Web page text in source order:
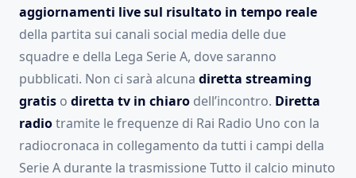
aggiornamenti live sul risultato in tempo reale
della partita sui canali social media delle due
squadre e della Lega Serie A, dove saranno
pubblicati. Non ci sarà alcuna diretta streaming
gratis o diretta tv in chiaro dell’incontro. Diretta
radiotramite le frequenze di Rai Radio Uno con la
radiocronaca in collegamento da tutti i campi della
Serie A durante la trasmissione Tutto il calcio minuto